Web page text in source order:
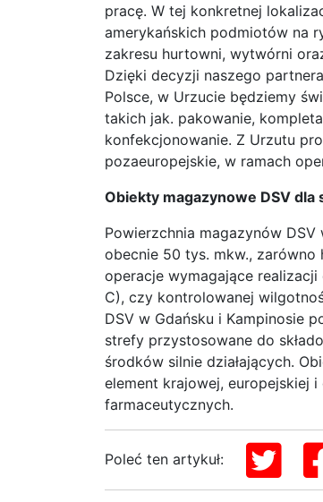
pracę. W tej konkretnej
amerykańskich podmiotów na
zakresu hurtowni, wytwórni
Dzięki decyzji naszego
Polsce, w Urzucie będziemy
takich jak. pakowanie,
konfekcjonowanie. Z Urzutu
pozaeuropejskie, w ramach
Obiekty magazynowe DSV
Powierzchnia magazynów
obecnie 50 tys. mkw.,
operacje wymagające
C), czy kontrolowanej
DSV w Gdańsku i Kampinosie
strefy przystosowane do
środków silnie działających.
element krajowej, europejskiej
farmaceutycznych.
Poleć ten artykuł: